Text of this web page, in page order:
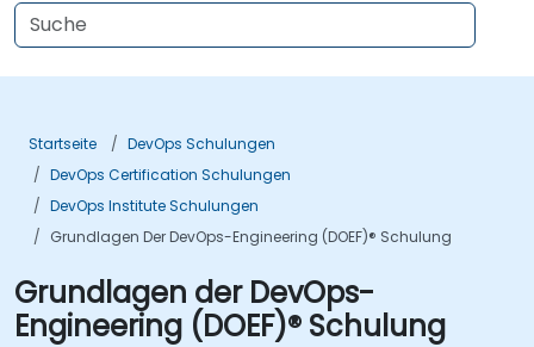
Startseite
DevOps Schulungen
DevOps Certification Schulungen
DevOps Institute Schulungen
Grundlagen Der DevOps-Engineering (DOEF)® Schulung
Grundlagen der DevOps-
Engineering (DOEF)® Schulung